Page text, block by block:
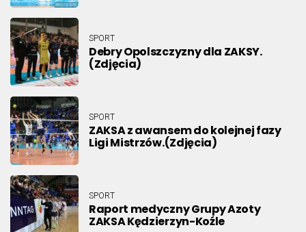
SPORT
Debry Opolszczyzny dla ZAKSY.
(Zdjęcia)
SPORT
ZAKSA z awansem do kolejnej fazy
Ligi Mistrzów.(Zdjęcia)
SPORT
Raport medyczny Grupy Azoty
ZAKSA Kędzierzyn-Koźle